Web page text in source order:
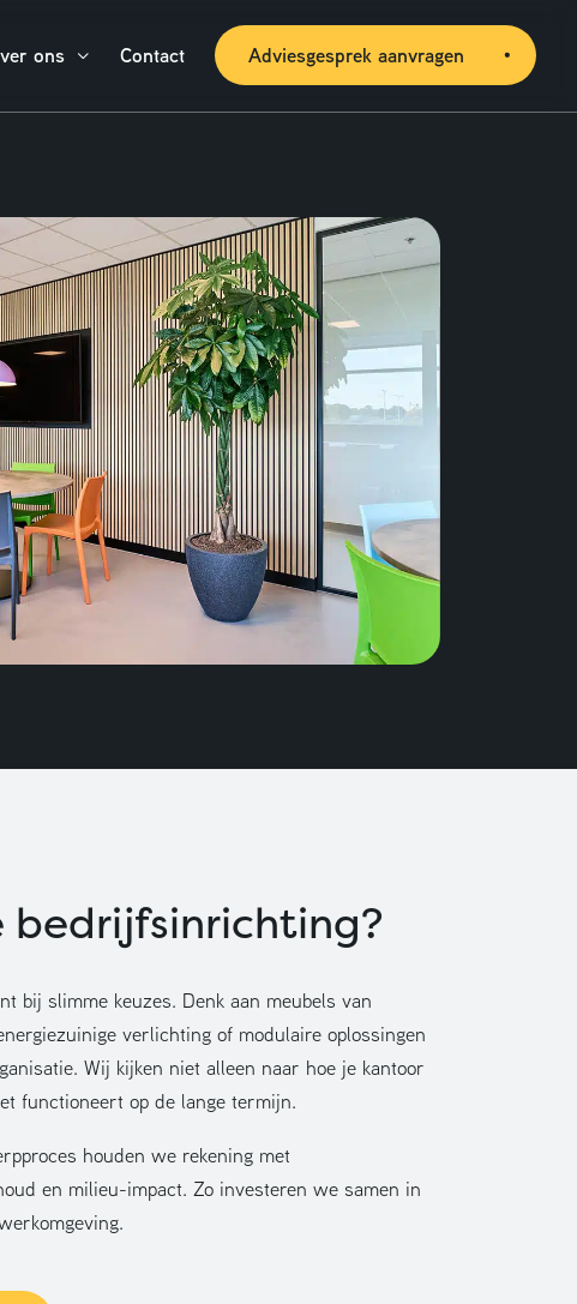
ons Contact Adviesgesprek aanvragen
bedrijfsinrichting?
bij slimme keuzes. Denk aan meubels van
verlichting of modulaire oplossingen
Wij kijken niet alleen naar hoe je kantoor
functioneert op de lange termijn.
houden we rekening met
en milieu-impact. Zo investeren we samen in